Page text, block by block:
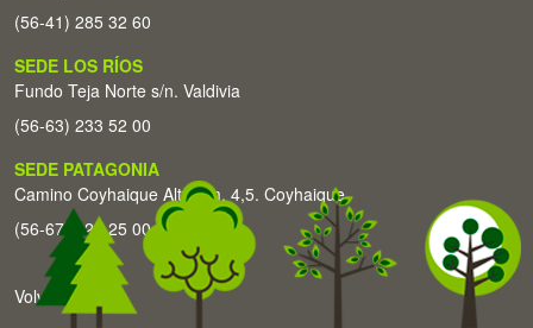
(56-41) 285 32 60
SEDE LOS RÍOS
Fundo Teja Norte s/n. Valdivia
(56-63) 233 52 00
SEDE PATAGONIA
Camino Coyhaique Alto Km. 4,5. Coyhaique
(56-67) 226 25 00
Volver arriba